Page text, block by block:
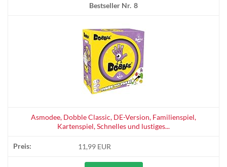
8
Asmodee, Dobble Classic, DE-Version, Familienspiel,
Kartenspiel, Schnelles und lustiges...
11,99 EUR